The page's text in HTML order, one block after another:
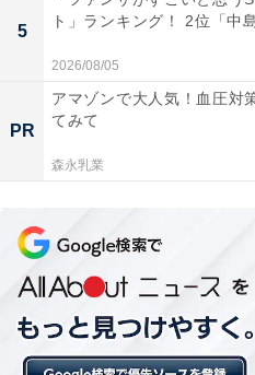
は分からないが、昔から宮
クールだから」（30代女性
の合格実績が高く、将来の
として評価されているから
った声がありました。
この記事の筆者：坂上 恵
All About ニュース編集部の
ライティングに強みがあり、
メを中心に企画編集を担当。
5
ト」ランキング！ 2位「中
2026/08/05
PR
アマゾンで大人気！血圧対
てみて
森永乳業